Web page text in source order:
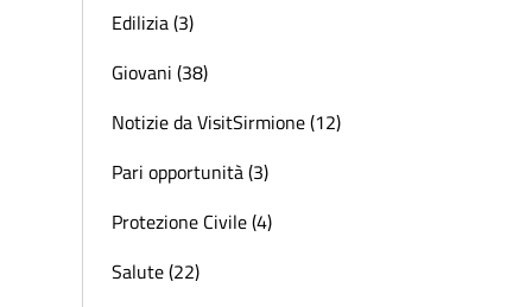
Edilizia (3)
Giovani (38)
Notizie da VisitSirmione (12)
Pari opportunità (3)
Protezione Civile (4)
Salute (22)